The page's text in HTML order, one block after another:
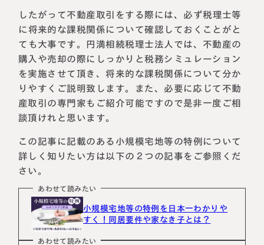
名古屋事務所
450-0002
知県名古屋市中村区名駅三丁目28
12号
名古屋ビルヂング25階
大宮事務所
〒330-0854
埼玉県さいたま市大宮区桜木町一丁目
195番地1
したがって不動産取引をする際には、必ず税理士等
に将来的な課税関係について確認しておくことがと
ても大事です。円満相続税理士法人では、不動産の
購入や売却の際にしっかりと税務シミュレーション
を実施させて頂き、将来的な課税関係について分か
りやすくご説明致します。また、必要に応じて不動
産取引の専門家もご紹介可能ですので是非一度ご相
談頂けれと思います。
この記事に記載のある小規模宅地等の特例について
詳しく知りたい方は以下の２つの記事をご参照くだ
さい。
あわせて読みたい
小規模宅地等の特例を日本一わかりや
すく！同居要件や家なき子とは？
あわせて読みたい